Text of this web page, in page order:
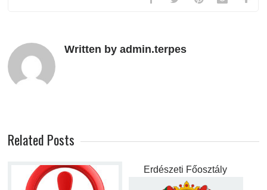
Written by admin.terpes
Related Posts
Erdészeti Főosztály